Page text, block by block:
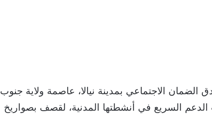
الاجتماعي بمدينة نيالا، عاصمة ولاية جنوب
السريع في أنشطتها المدنية، لقصف بصواريخ